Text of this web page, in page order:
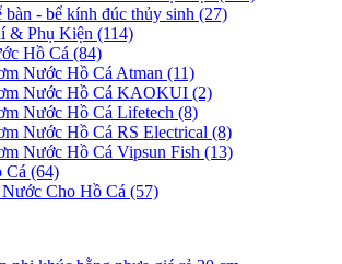
bàn - bể kính đúc thủy sinh (27)
& Phụ Kiện (114)
Hồ Cá (84)
Nước Hồ Cá Atman (11)
Nước Hồ Cá KAOKUI (2)
Nước Hồ Cá Lifetech (8)
Nước Hồ Cá RS Electrical (8)
Nước Hồ Cá Vipsun Fish (13)
Cá (64)
Cho Hồ Cá (57)